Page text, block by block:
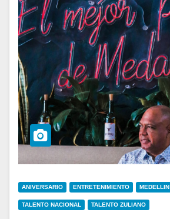
ANIVERSARIO ENTRETENIMIENTO MEDELLIN
TALENTO NACIONAL TALENTO ZULIANO